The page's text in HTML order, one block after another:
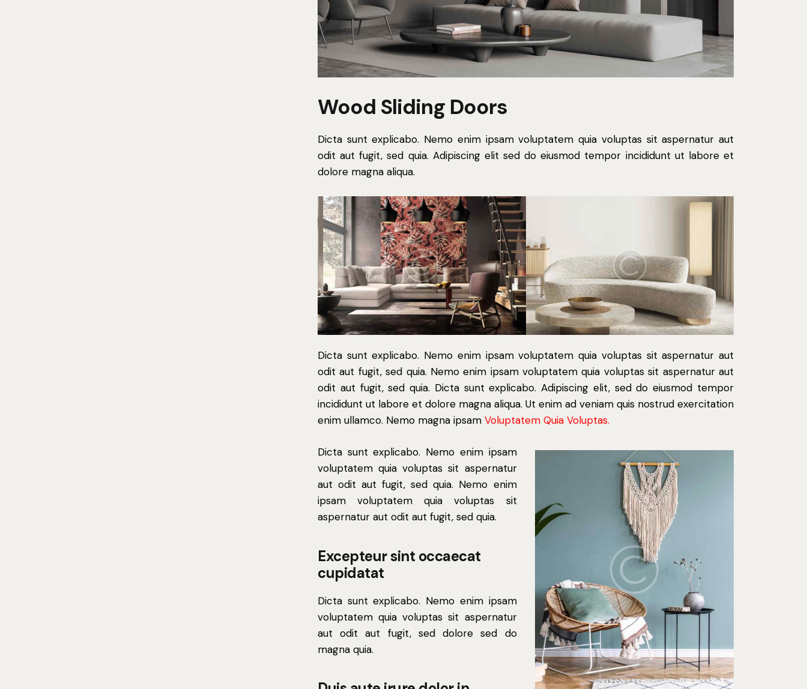
Wood Sliding Doors
Dicta sunt explicabo. Nemo enim ipsam voluptatem quia voluptas sit aspernatur aut
odit aut fugit, sed quia. Adipiscing elit sed do eiusmod tempor incididunt ut labore et
dolore magna aliqua.
Dicta sunt explicabo. Nemo enim ipsam voluptatem quia voluptas sit aspernatur aut
odit aut fugit, sed quia. Nemo enim ipsam voluptatem quia voluptas sit aspernatur aut
odit aut fugit, sed quia. Dicta sunt explicabo. Adipiscing elit, sed do eiusmod tempor
incididunt ut labore et dolore magna aliqua. Ut enim ad veniam quis nostrud exercitation
enim ullamco. Nemo magna ipsam Voluptatem Quia Voluptas.
Dicta sunt explicabo. Nemo enim ipsam
voluptatem quia voluptas sit aspernatur
aut odit aut fugit, sed quia. Nemo enim
ipsam voluptatem quia voluptas sit
aspernatur aut odit aut fugit, sed quia.
Excepteur sint occaecat
cupidatat
Dicta sunt explicabo. Nemo enim ipsam
voluptatem quia voluptas sit aspernatur
aut odit aut fugit, sed dolore sed do
magna quia.